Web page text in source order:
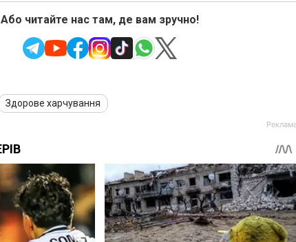
Або читайте нас там, де вам зручно!
Здорове харчування